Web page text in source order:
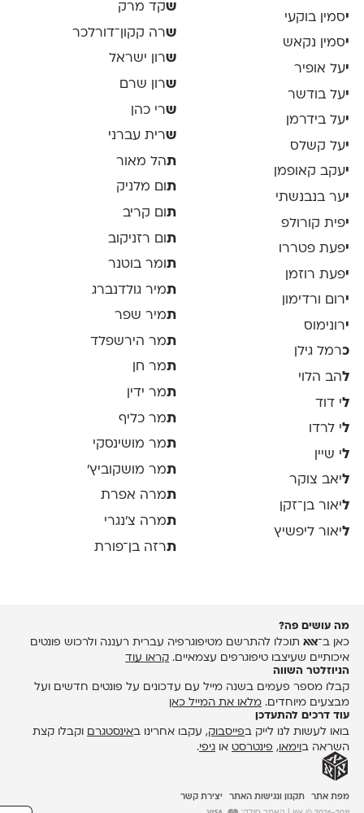
יסמין בוקעי
יסמין נקאש
יעל אופיר
יעל בודשר
יעל בידרמן
יעל קשלס
יעקב קאופמן
יער בנבנשתי
יפית קורולפ
יפעת פטררו
יפעת רוזמן
ירום ורדימון
ירונימוס
כרמל גילן
להב הלוי
לי דוד
לי לרדו
לי שיין
ליאב צוקר
ליאור בן־זקן
ליאור ליפשיץ
שקד מרק
שרה קקון־דורלכר
שרון ישראל
שרון שרם
שרי כהן
שרית עברני
תהל מאור
תום מלניק
ת ום קריב
תום רזניקוב
ת ומר בוטנר
תמיר גולדנברג
תמיר שפר
תמר הירשפלד
תמר חן
תמר ידין
תמר כליף
תמר מושינסקי
תמר מושקוביץ'
תמרה אפרת
תמרה צ׳נגרי
תרזה בן־פורת
מה עושים פה?
כאן ב־אאאתוכלו להתרשם מטיפוגרפיה עברית רעננה ולרכוש פונטים
איכותיים שעיצבו טיפוגרפים עצמאיים. קראו עוד
הניוזלטר השווה
קבלו מספר פעמים בשנה מייל עם עדכונים על פונטים חדשים ועל
מבצעים מיוחדים. מלאו את המייל כאן
עוד דרכים להתעדכן
בואו לעשות לנו לייק בפייסבוק, עקבו אחרינו באינסטגרם וקבלו קצת
השראה בוימאו, פינטרסטאו גיפי.
מפת אתר תקנון ונגישות האתר יצירת קשר